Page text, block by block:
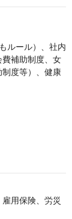
ルール）、社内
補助制度、女
度等）、健康
用保険、労災